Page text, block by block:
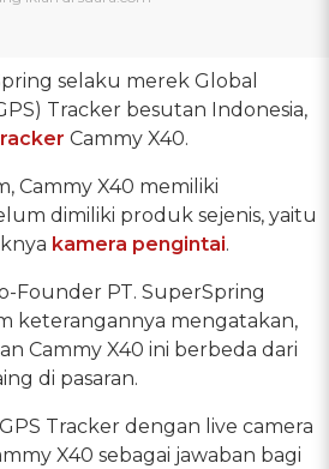
selaku merek Global
Tracker besutan Indonesia,
Cammy X40.
Cammy X40 memiliki
dimiliki produk sejenis, yaitu
kamera pengintai.
Founder PT. SuperSpring
keterangannya mengatakan,
Cammy X40 ini berbeda dari
di pasaran.
Tracker dengan live camera
X40 sebagai jawaban bagi